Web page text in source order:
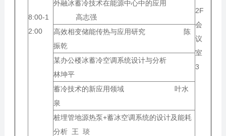
8:00-1
2:00
2F
会
议
室
3
外融冰蓄冷技术在能源中心中的应用
高志强
高效相变储能传热与应用研究 陈
振乾
某办公楼冰蓄冷空调系统设计与分析
林坤平
蓄冷技术的新应用领域 叶水
泉
桩埋管地源热泵+蓄冰空调系统的设计及能耗
分析 王 琰